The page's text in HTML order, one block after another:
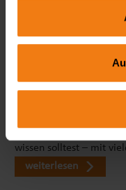
Seitenmarkise richtig
ist ideal? Und braucht
unserem großen FAQ
wissen solltest – mit
weiterlesen